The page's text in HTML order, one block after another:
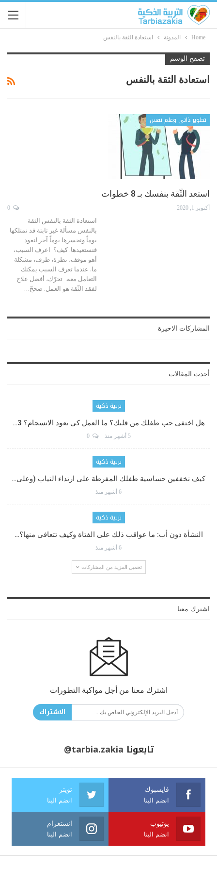
Home المدونة استعادة الثقة بالنفس
تصفح الوسم
استعادة الثقة بالنفس
تطوير ذاتي وعلم نفس
استعد الثّقة بنفسك بـ 8 خطوات
أكتوبر 1, 2020
استعادة الثقة بالنفس الثقة
بالنفس مسألة غير ثابتة قد نمتلكها
يوماً ونخسرها يوماً آخر لنعود
فنستعيدها. كيف؟ اعرف السبب،
أهو موقف، نظرة، ظرف، مشكلة
ما. عندما تعرف السبب يمكنك
التعامل معه. تحرّك، أفضل علاج
لفقد الثّقة هو العمل. صححّ…
المشاركات الاخيرة
أحدث المقالات
تربية ذكية
هل اختفى حب طفلك من قلبك؟ ما العمل كي يعود الانسجام؟ 3…
5 أشهر منذ 0
تربية ذكية
كيف تخففين حساسية طفلك المفرطة على ارتداء الثياب (وعلى…
6 أشهر منذ
تربية ذكية
النشأة دون أب: ما عواقب ذلك على الفتاة وكيف تتعافى منها؟…
6 أشهر منذ
تحميل المزيد من المشاركات
اشترك معنا
اشترك معنا من أجل مواكبة التطورات
الاشتراك
تابعونا @tarbia.zakia
فايسبوك
انضم الينا
تويتر
انضم الينا
يوتيوب
انضم الينا
انستغرام
انضم الينا